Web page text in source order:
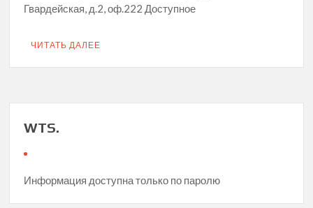
Гвардейская, д.2, оф.222 Доступное
ЧИТАТЬ ДАЛЕЕ
WTS.
Информация доступна только по паролю